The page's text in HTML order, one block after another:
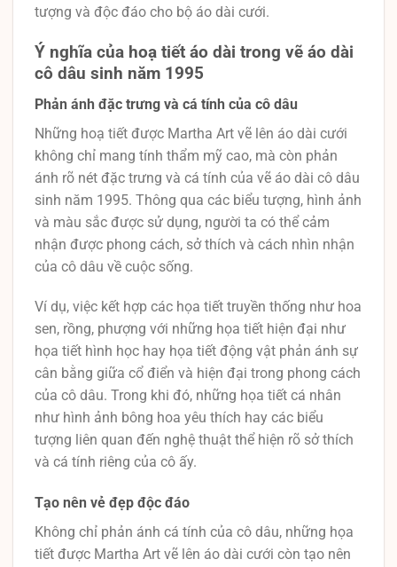
tượng và độc đáo cho bộ áo dài cưới.
Ý nghĩa của hoạ tiết áo dài trong vẽ áo dài
cô dâu sinh năm 1995
Phản ánh đặc trưng và cá tính của cô dâu
Những hoạ tiết được Martha Art vẽ lên áo dài cưới
không chỉ mang tính thẩm mỹ cao, mà còn phản
ánh rõ nét đặc trưng và cá tính của vẽ áo dài cô dâu
sinh năm 1995. Thông qua các biểu tượng, hình ảnh
và màu sắc được sử dụng, người ta có thể cảm
nhận được phong cách, sở thích và cách nhìn nhận
của cô dâu về cuộc sống.
Ví dụ, việc kết hợp các họa tiết truyền thống như hoa
sen, rồng, phượng với những họa tiết hiện đại như
họa tiết hình học hay họa tiết động vật phản ánh sự
cân bằng giữa cổ điển và hiện đại trong phong cách
của cô dâu. Trong khi đó, những họa tiết cá nhân
như hình ảnh bông hoa yêu thích hay các biểu
tượng liên quan đến nghệ thuật thể hiện rõ sở thích
và cá tính riêng của cô ấy.
Tạo nên vẻ đẹp độc đáo
Không chỉ phản ánh cá tính của cô dâu, những họa
tiết được Martha Art vẽ lên áo dài cưới còn tạo nên